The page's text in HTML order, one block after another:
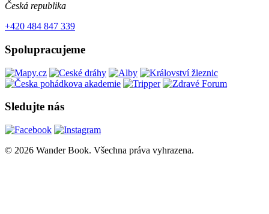
Česká republika
+420 484 847 339
Spolupracujeme
Sledujte nás
© 2026 Wander Book. Všechna práva vyhrazena.